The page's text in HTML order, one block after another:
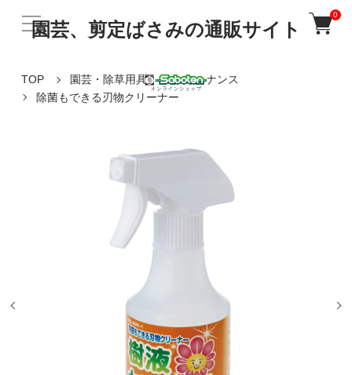
園芸、剪定ばさみの通販サイト
0
TOP 園芸・除草用具
メンテナンス
除菌もできる刃物クリーナー